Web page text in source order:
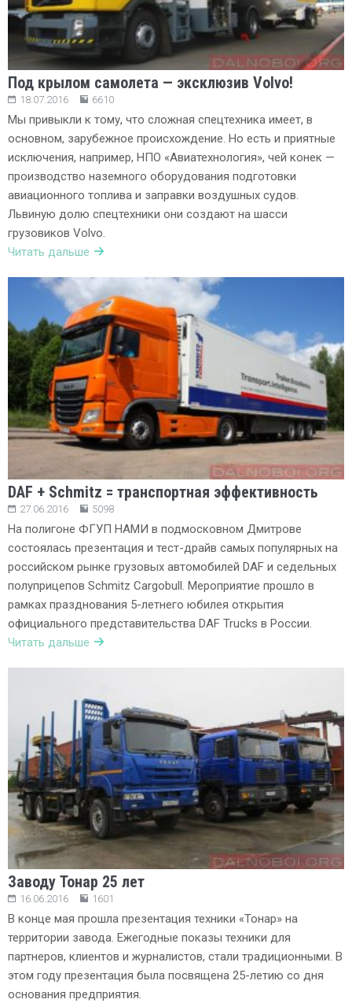
Под крылом самолета — эксклюзив Volvo!
18.07.2016 6610
Мы привыкли к тому, что сложная спецтехника имеет, в
основном, зарубежное происхождение. Но есть и приятные
исключения, например, НПО «Авиатехнология», чей конек —
производство наземного оборудования подготовки
авиационного топлива и заправки воздушных судов.
Львиную долю спецтехники они создают на шасси
грузовиков Volvo.
Читать дальше
DAF + Schmitz = транспортная эффективность
27.06.2016 5098
На полигоне ФГУП НАМИ в подмосковном Дмитрове
состоялась презентация и тест-драйв самых популярных на
российском рынке грузовых автомобилей DAF и седельных
полуприцепов Schmitz Cargobull. Мероприятие прошло в
рамках празднования 5-летнего юбилея открытия
официального представительства DAF Trucks в России.
Читать дальше
Заводу Тонар 25 лет
16.06.2016 1601
В конце мая прошла презентация техники «Тонар» на
территории завода. Ежегодные показы техники для
партнеров, клиентов и журналистов, стали традиционными. В
этом году презентация была посвящена 25-летию со дня
основания предприятия.